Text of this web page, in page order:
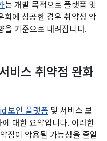
는 개발 목적으로 플랫폼 및
회에 성공한 경우 취약성 악
을 기준으로 내려집니다.
스 취약점 완화
보안 플랫폼 및 서비스 보
대한 요약입니다. 이러한
점이 악용될 가능성을 줄일